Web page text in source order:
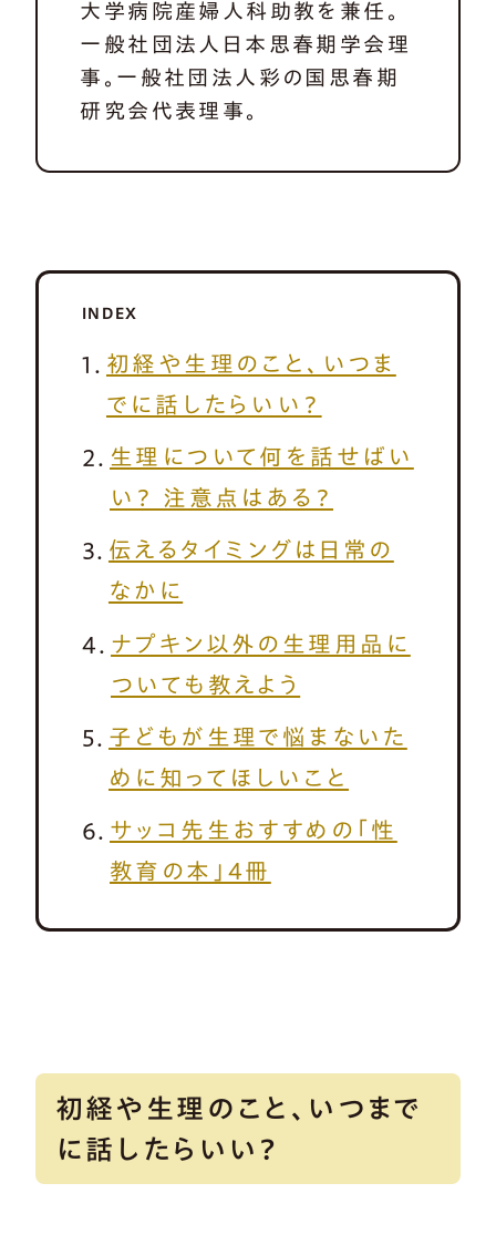
大学病院産婦人科助教を兼任。
一般社団法人日本思春期学会理
事。一般社団法人彩の国思春期
研究会代表理事。
INDEX
初経や生理のこと、いつま
でに話したらいい？
生理について何を話せばい
い？ 注意点はある？
伝えるタイミングは日常の
なかに
ナプキン以外の生理用品に
ついても教えよう
子どもが生理で悩まないた
めに知ってほしいこと
サッコ先生おすすめの「性
教育の本」4冊
初経や生理のこと、いつまで
に話したらいい？